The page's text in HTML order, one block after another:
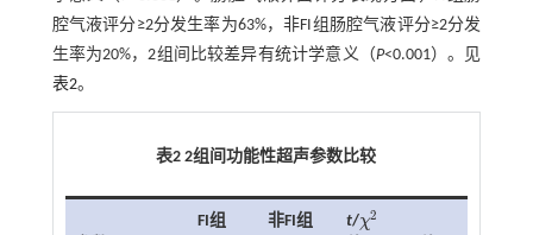
腔气液评分≥2分发生率为63%，非FI组肠腔气液评分≥2分发
生率为20%，2组间比较差异有统计学意义（P<0.001）。见
表2。
表2 2组间功能性超声参数比较
FI组
非FI组
t/χ2
χ2